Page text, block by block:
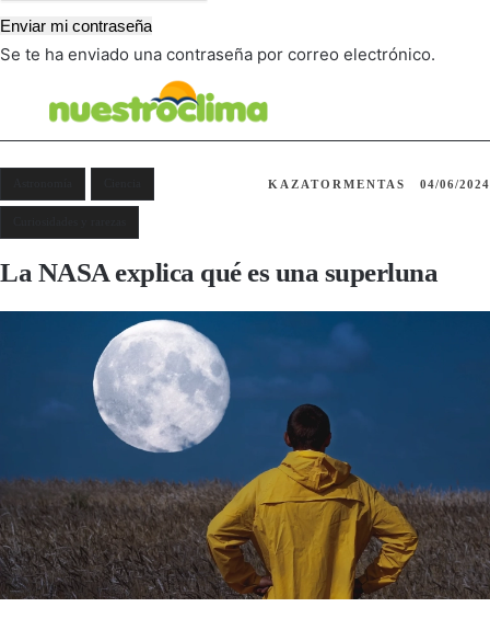
Se te ha enviado una contraseña por correo electrónico.
KAZATORMENTAS 04/06/2024
La NASA explica qué es una superluna